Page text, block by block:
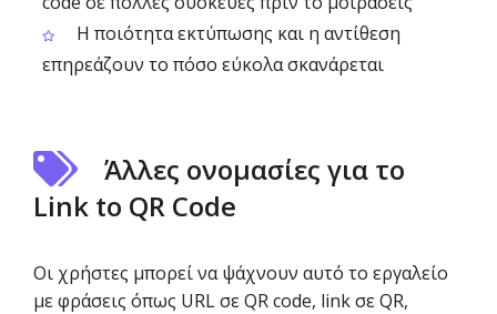
Η ποιότητα εκτύπωσης και η αντίθεση
επηρεάζουν το πόσο εύκολα σκανάρεται
Άλλες ονομασίες για το
Link to QR Code
Οι χρήστες μπορεί να ψάχνουν αυτό το εργαλείο
με φράσεις όπως URL σε QR code, link σε QR,